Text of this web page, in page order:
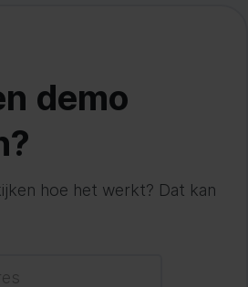
demo
hoe het werkt? Dat kan